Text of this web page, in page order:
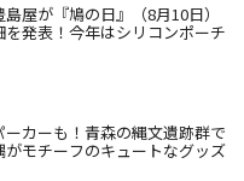
屋が『鳩の日』（8月10日）
を発表！今年はシリコンポーチ
ーカーも！青森の縄文遺跡群で
モチーフのキュートなグッズ